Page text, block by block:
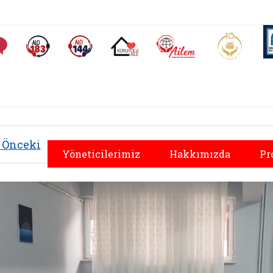
Sıkça Sorulan SorularAlo 183 (yeni sekmede açılır)Alo 144 (yeni sekmede açılır)Koruyucu Aile (yeni sekmede açılır)
AİLEM İletişim Aile ve
Yöneticilerimiz Hakkımızda